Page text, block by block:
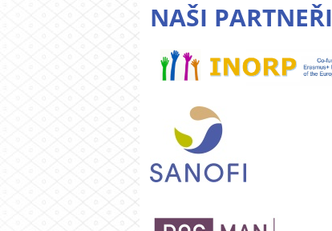
NAŠI PARTNEŘI